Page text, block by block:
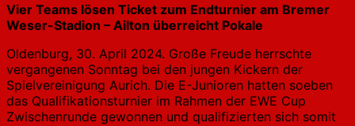
Vier Teams lösen Ticket zum Endturnier am Bremer
Weser-Stadion – Ailton überreicht Pokale
Oldenburg, 30. April 2024. Große Freude herrschte
vergangenen Sonntag bei den jungen Kickern der
Spielvereinigung Aurich. Die E-Junioren hatten soeben
das Qualifikationsturnier im Rahmen der EWE Cup
Zwischenrunde gewonnen und qualifizierten sich somit